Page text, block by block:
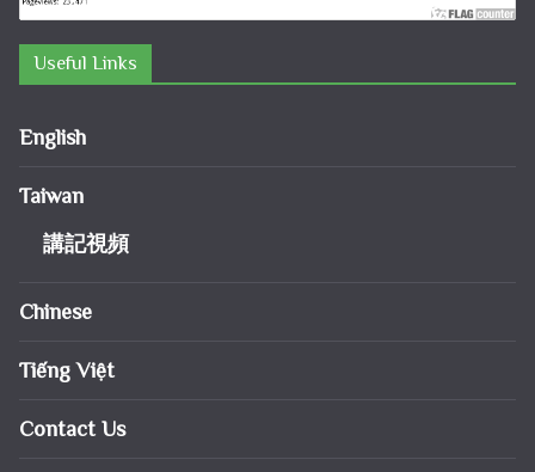
Useful Links
English
Taiwan
講記視頻
Chinese
Tiếng Việt
Contact Us